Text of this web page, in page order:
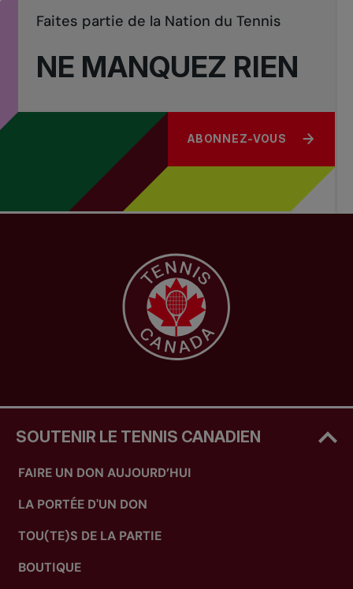
NE MANQUEZ RIEN
Faites partie de la Nation du Tennis
ABONNEZ-VOUS
SOUTENIR LE TENNIS CANADIEN
FAIRE UN DON AUJOURD’HUI
LA PORTÉE D'UN DON
TOU(TE)S DE LA PARTIE
BOUTIQUE